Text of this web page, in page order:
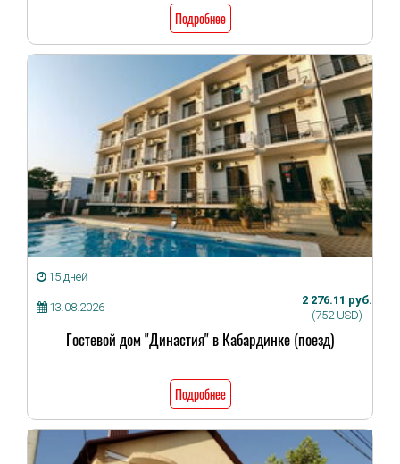
Подробнее
15 дней
13.08.2026
2 276.11 руб.
(752 USD)
Гостевой дом "Династия" в Кабардинке (поезд)
Подробнее